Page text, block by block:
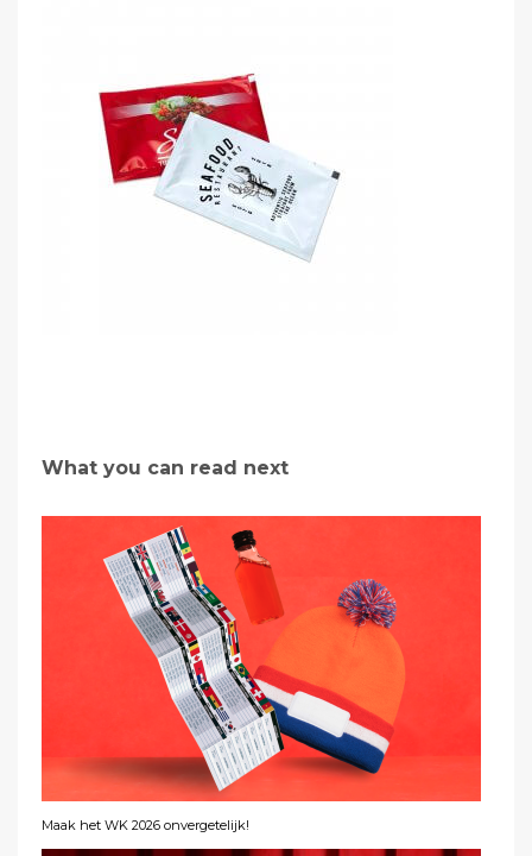
What you can read next
Maak het WK 2026 onvergetelijk!